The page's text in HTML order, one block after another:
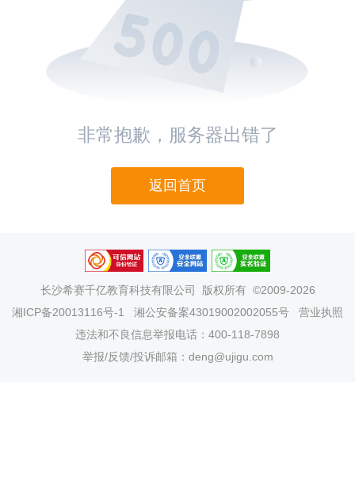
非常抱歉，服务器出错了
返回首页
长沙希赛千亿教育科技有限公司
版权所有 ©2009-2026
湘ICP备20013116号-1
湘公安备案43019002002055号
营业执照
违法和不良信息举报电话：400-118-7898
举报/反馈/投诉邮箱：deng@ujigu.com